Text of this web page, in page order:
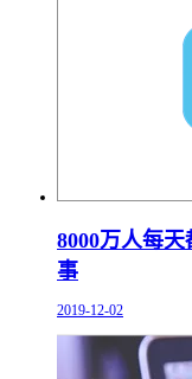
8000万人每
事
2019-12-02